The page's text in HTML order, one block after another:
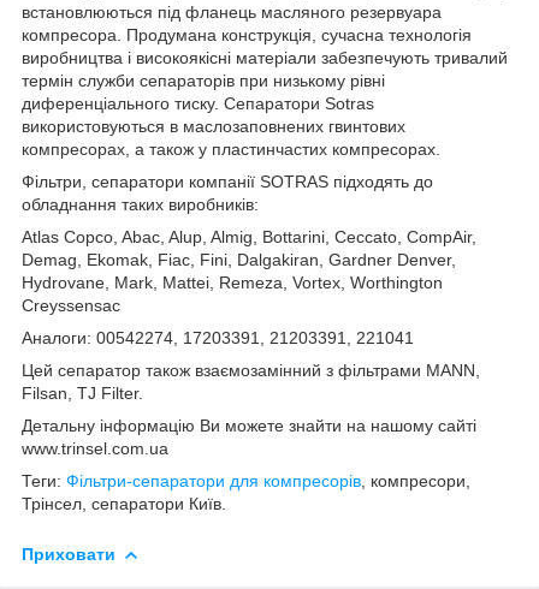
встановлюються під фланець масляного резервуара
компресора. Продумана конструкція, сучасна технологія
виробництва і високоякісні матеріали забезпечують тривалий
термін служби сепараторів при низькому рівні
диференціального тиску. Сепаратори Sotras
використовуються в маслозаповнених гвинтових
компресорах, а також у пластинчастих компресорах.
Фільтри, сепаратори компанії SOTRAS підходять до
обладнання таких виробників:
Atlas Copco, Abac, Alup, Almig, Bottarini, Ceccato, CompAir,
Demag, Ekomak, Fiac, Fini, Dalgakiran, Gardner Denver,
Hydrovane, Mark, Mattei, Remeza, Vortex, Worthington
Creyssensac
Аналоги: 00542274, 17203391, 21203391, 221041
Цей сепаратор також взаємозамінний з фільтрами MANN,
Filsan, TJ Filter.
Детальну інформацію Ви можете знайти на нашому сайті
www.trinsel.com.ua
Теги: Фільтри-сепаратори для компресорів , компресори,
Трінсел, сепаратори Київ.
Приховати